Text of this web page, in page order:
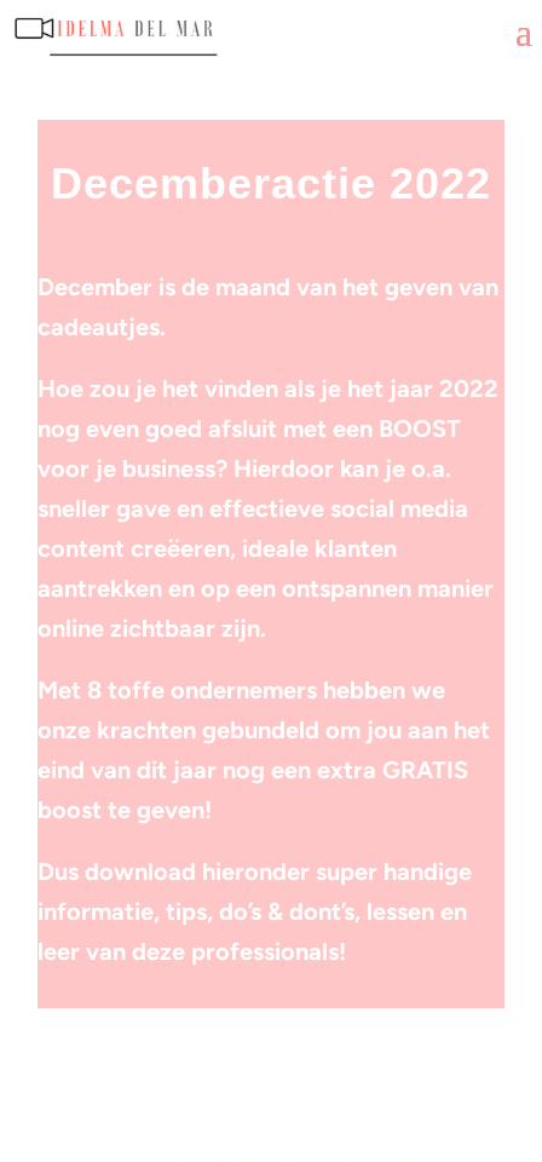
Decemberactie 2022
December is de maand van het geven van
cadeautjes.
Hoe zou je het vinden als je het jaar 2022
nog even goed afsluit met een BOOST
voor je business? Hierdoor kan je o.a.
sneller gave en effectieve social media
content creëeren, ideale klanten
aantrekken en op een ontspannen manier
online zichtbaar zijn.
Met 8 toffe ondernemers hebben we
onze krachten gebundeld om jou aan het
eind van dit jaar nog een extra GRATIS
boost te geven!
Dus download hieronder super handige
informatie, tips, do’s & dont’s, lessen en
leer van deze professionals!